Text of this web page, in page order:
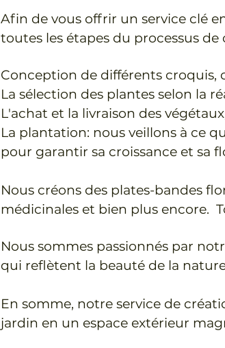
Afin de vous offrir un service clé
toutes les étapes du processus de
Conception de différents croquis,
La sélection des plantes selon la
L'achat et la livraison des
La plantation: nous veillons à ce
pour garantir sa croissance et sa
Nous créons des plates-bandes
médicinales et bien plus encore.
Nous sommes passionnés par
qui reflètent la beauté de la
En somme, notre service de
jardin en un espace extérieur